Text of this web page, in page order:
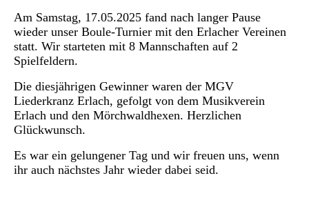
Am Samstag, 17.05.2025 fand nach langer Pause
wieder unser Boule-Turnier mit den Erlacher Vereinen
statt. Wir starteten mit 8 Mannschaften auf 2
Spielfeldern.
Die diesjährigen Gewinner waren der MGV
Liederkranz Erlach, gefolgt von dem Musikverein
Erlach und den Mörchwaldhexen. Herzlichen
Glückwunsch.
Es war ein gelungener Tag und wir freuen uns, wenn
ihr auch nächstes Jahr wieder dabei seid.